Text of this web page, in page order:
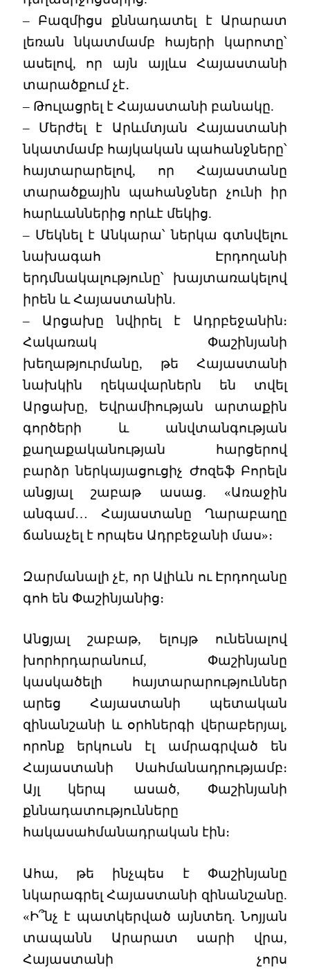
– Բազմիցս քննադատել է Արարատ
լեռան նկատմամբ հայերի կարոտը՝
ասելով, որ այն այլևս Հայաստանի
տարածքում չէ․
– Թուլացրել է Հայաստանի բանակը.
– Մերժել է Արևմտյան Հայաստանի
նկատմամբ հայկական պահանջները՝
հայտարարելով, որ Հայաստանը
տարածքային պահանջներ չունի իր
հարևաններից որևէ մեկից.
– Մեկնել է Անկարա՝ ներկա գտնվելու
նախագահ Էրդողանի
երդմնակալությունը՝ խայտառակելով
իրեն և Հայաստանին.
– Արցախը նվիրել է Ադրբեջանին։
Հակառակ Փաշինյանի
խեղաթյուրմանը, թե Հայաստանի
նախկին ղեկավարներն են տվել
Արցախը, Եվրամիության արտաքին
գործերի և անվտանգության
քաղաքականության հարցերով
բարձր ներկայացուցիչ Ժոզեֆ Բորելն
անցյալ շաբաթ ասաց. «Առաջին
անգամ… Հայաստանը Ղարաբաղը
ճանաչել է որպես Ադրբեջանի մաս»։
Զարմանալի չէ, որ Ալիևն ու Էրդողանը
գոհ են Փաշինյանից։
Անցյալ շաբաթ, ելույթ ունենալով
խորհրդարանում, Փաշինյանը
կասկածելի հայտարարություններ
արեց Հայաստանի պետական
զինանշանի և օրհներգի վերաբերյալ,
որոնք երկուսն էլ ամրագրված են
Հայաստանի Սահմանադրությամբ։
Այլ կերպ ասած, Փաշինյանի
քննադատությունները
հակասահմանադրական էին։
Ահա, թե ինչպես է Փաշինյանը
նկարագրել Հայաստանի զինանշանը.
«Ի՞նչ է պատկերված այնտեղ. Նոյյան
տապանն Արարատ սարի վրա,
Հայաստանի չորս